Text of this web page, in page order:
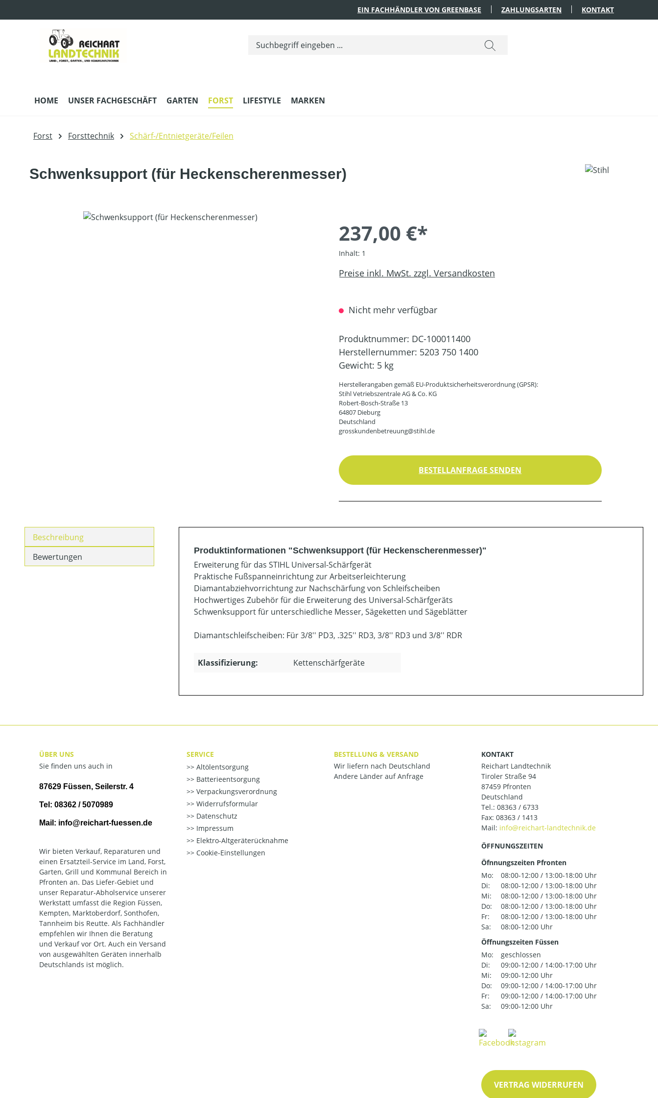
EIN FACHHÄNDLER VON GREENBASE ZAHLUNGSARTEN KONTAKT
HOME UNSER FACHGESCHÄFT GARTEN FORST LIFESTYLE MARKEN
Forst Forsttechnik Schärf-/Entnietgeräte/Feilen
Schwenksupport (für Heckenscherenmesser)
Bildergalerie überspringen
237,00 €*
Inhalt: 1
Preise inkl. MwSt. zzgl. Versandkosten
Nicht mehr verfügbar
Produktnummer: DC-100011400
Herstellernummer: 5203 750 1400
Gewicht: 5 kg
Herstellerangaben gemäß EU-Produktsicherheitsverordnung (GPSR):
Stihl Vetriebszentrale AG & Co. KG
Robert-Bosch-Straße 13
64807 Dieburg
Deutschland
grosskundenbetreuung@stihl.de
BESTELLANFRAGE SENDEN
Beschreibung
Bewertungen
Produktinformationen "Schwenksupport (für Heckenscherenmesser)"
Erweiterung für das STIHL Universal-Schärfgerät
Praktische Fußspanneinrichtung zur Arbeitserleichterung
Diamantabziehvorrichtung zur Nachschärfung von Schleifscheiben
Hochwertiges Zubehör für die Erweiterung des Universal-Schärfgeräts
Schwenksupport für unterschiedliche Messer, Sägeketten und Sägeblätter
Diamantschleifscheiben: Für 3/8'' PD3, .325'' RD3, 3/8'' RD3 und 3/8'' RDR
Klassifizierung: Kettenschärfgeräte
ÜBER UNS
Sie finden uns auch in
87629 Füssen, Seilerstr. 4
Tel: 08362 / 5070989
Mail: info@reichart-fuessen.de
Wir bieten Verkauf, Reparaturen und
einen Ersatzteil-Service im Land, Forst,
Garten, Grill und Kommunal Bereich in
Pfronten an. Das Liefer-Gebiet und
unser Reparatur-Abholservice unserer
Werkstatt umfasst die Region Füssen,
Kempten, Marktoberdorf, Sonthofen,
Tannheim bis Reutte. Als Fachhändler
empfehlen wir Ihnen die Beratung
und Verkauf vor Ort. Auch ein Versand
von ausgewählten Geräten innerhalb
Deutschlands ist möglich.
SERVICE
Altölentsorgung
Batterieentsorgung
Verpackungsverordnung
Widerrufsformular
Datenschutz
Impressum
Elektro-Altgeräterücknahme
Cookie-Einstellungen
BESTELLUNG & VERSAND
Wir liefern nach Deutschland
Andere Länder auf Anfrage
KONTAKT
Reichart Landtechnik
Tiroler Straße 94
87459 Pfronten
Deutschland
Tel.: 08363 / 6733
Fax: 08363 / 1413
Mail:
ÖFFNUNGSZEITEN
Öfnnungszeiten Pfronten
Mo:
08:00-12:00 / 13:00-18:00 Uhr
Di:
08:00-12:00 / 13:00-18:00 Uhr
Mi:
08:00-12:00 / 13:00-18:00 Uhr
Do:
08:00-12:00 / 13:00-18:00 Uhr
Fr:
08:00-12:00 / 13:00-18:00 Uhr
Sa:
08:00-12:00 Uhr
Öffnungszeiten Füssen
Mo:
geschlossen
Di:
09:00-12:00 / 14:00-17:00 Uhr
Mi:
09:00-12:00 Uhr
Do:
09:00-12:00 / 14:00-17:00 Uhr
Fr:
09:00-12:00 / 14:00-17:00 Uhr
Sa:
09:00-12:00 Uhr
VERTRAG WIDERRUFEN